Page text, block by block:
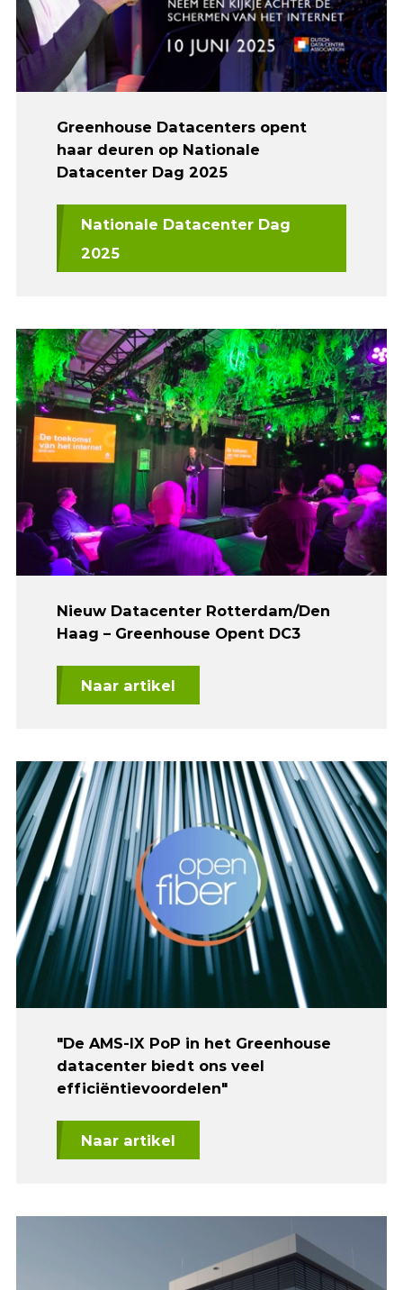
Greenhouse Datacenters opent
haar deuren op Nationale
Datacenter Dag 2025
Nationale Datacenter Dag
2025
Nieuw Datacenter Rotterdam/Den
Haag – Greenhouse Opent DC3
Naar artikel
"De AMS-IX PoP in het Greenhouse
datacenter biedt ons veel
efficiëntievoordelen"
Naar artikel